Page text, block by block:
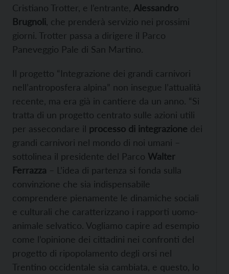
Cristiano Trotter, e l’entrante, Alessandro
Brugnoli , che prenderà servizio nei prossimi
giorni. Trotter passa a dirigere il Parco
Paneveggio Pale di San Martino.
Il progetto “Integrazione dei grandi carnivori
nell’antroposfera alpina” non insegue l’attualità
recente, ma era già in cantiere da un anno. “Si
tratta di un progetto centrato sulle azioni utili
per assecondare il processo di integrazione dei
grandi carnivori nel mondo di noi umani –
sottolinea il presidente del Parco Walter
Ferrazza – L’idea di partenza si fonda sulla
convinzione che sia indispensabile
comprendere pienamente le dinamiche sociali
e culturali che caratterizzano i rapporti uomo-
animale selvatico. Vogliamo capire ad esempio
come l’opinione dei cittadini nei confronti del
progetto di ripopolamento degli orsi nel
Trentino occidentale sia cambiata, e questo, lo